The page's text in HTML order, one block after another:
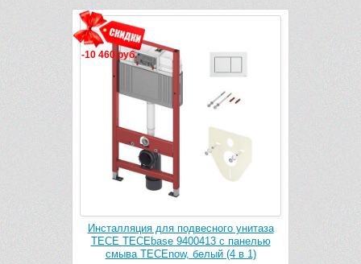
для подвесного унитаза
9400413 с панелью
TECEnow, белый (4 в 1)
-3 112 руб.
Инсталляция для подвесного
TECE TECEbase 9400405 с
смыва TECEambia, хром глянцевый